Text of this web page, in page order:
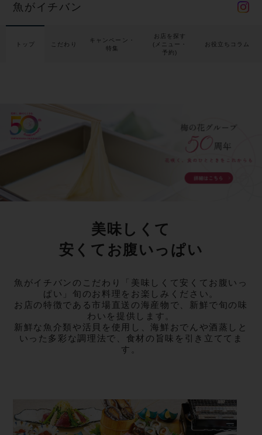
魚がイチバン
トップ こだわり
キャンペーン・
特集
お店を探す
(メニュー・
予約)
お役立ちコラム
美味しくて
安くてお腹いっぱい
魚がイチバンのこだわり
「美味しくて安くてお腹いっ
ぱい」旬のお料理をお楽しみください。
お店の特徴である市場直送の海産物で、新鮮で旬の味
わいを提供します。
新鮮な魚介類や活貝を使用し、海鮮おでんや酒蒸しと
いった 多彩な調理法で、食材の旨味を引き立ててま
す。